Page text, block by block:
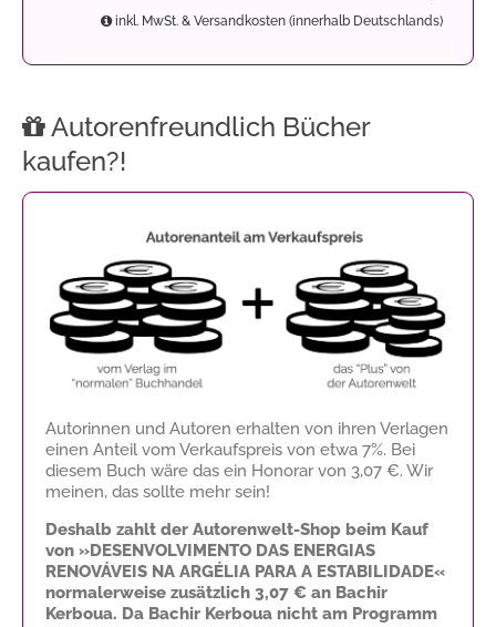
inkl. MwSt. & Versandkosten (innerhalb Deutschlands)
Autorenfreundlich Bücher
kaufen?!
Autorinnen und Autoren erhalten von ihren Verlagen
einen Anteil vom Verkaufspreis von etwa 7%. Bei
diesem Buch wäre das ein Honorar von 3,07 €. Wir
meinen, das sollte mehr sein!
Deshalb zahlt der Autorenwelt-Shop beim Kauf
von »DESENVOLVIMENTO DAS ENERGIAS
RENOVÁVEIS NA ARGÉLIA PARA A ESTABILIDADE«
normalerweise zusätzlich 3,07 € an Bachir
Kerboua. Da Bachir Kerboua nicht am Programm